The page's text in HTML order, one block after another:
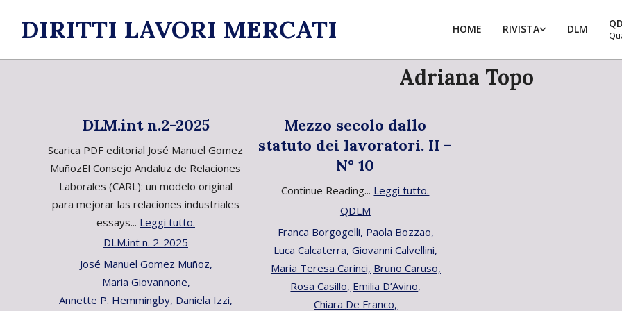
DIRITTI LAVORI MERCATI HOME RIVISTA DLM
Adriana Topo
DLM.int n.2-2025
Scarica PDF editorial José Manuel Gomez
MuñozEl Consejo Andaluz de Relaciones
Laborales (CARL): un modelo original
para mejorar las relaciones industriales
essays... Leggi tutto.
DLM.int n. 2-2025
José Manuel Gomez Muñoz,
Maria Giovannone,
Annette P. Hemmingby, Daniela Izzi,
Mezzo secolo dallo
statuto dei lavoratori. II –
N° 10
Continue Reading... Leggi tutto.
QDLM
Franca Borgogelli, Paola Bozzao,
Luca Calcaterra, Giovanni Calvellini,
Maria Teresa Carinci, Bruno Caruso,
Rosa Casillo, Emilia D’Avino,
Chiara De Franco,